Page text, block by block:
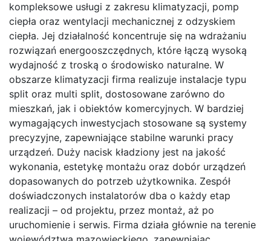
kompleksowe usługi z zakresu klimatyzacji, pomp
ciepła oraz wentylacji mechanicznej z odzyskiem
ciepła. Jej działalność koncentruje się na wdrażaniu
rozwiązań energooszczędnych, które łączą wysoką
wydajność z troską o środowisko naturalne. W
obszarze klimatyzacji firma realizuje instalacje typu
split oraz multi split, dostosowane zarówno do
mieszkań, jak i obiektów komercyjnych. W bardziej
wymagających inwestycjach stosowane są systemy
precyzyjne, zapewniające stabilne warunki pracy
urządzeń. Duży nacisk kładziony jest na jakość
wykonania, estetykę montażu oraz dobór urządzeń
dopasowanych do potrzeb użytkownika. Zespół
doświadczonych instalatorów dba o każdy etap
realizacji – od projektu, przez montaż, aż po
uruchomienie i serwis. Firma działa głównie na terenie